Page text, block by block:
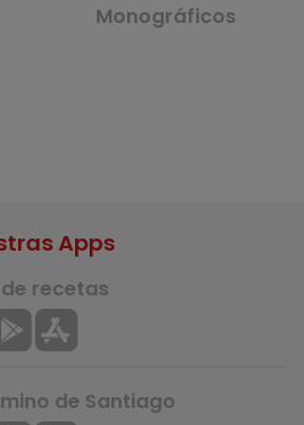
Monográficos
Apps
recetas
de Santiago